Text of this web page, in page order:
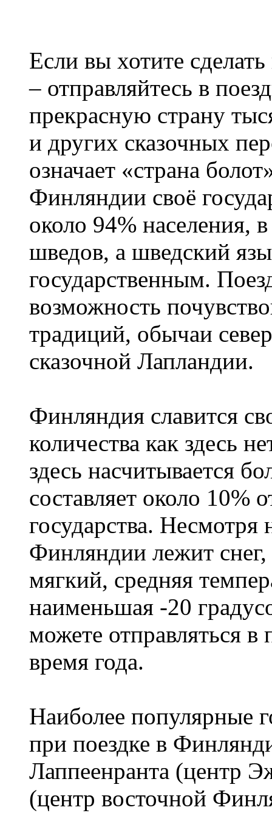
Если вы хотите
– отправляйтесь в
прекрасную страну
и других сказочных
означает «страна
Финляндии своё
около 94% населения,
шведов, а шведский
государственным.
возможность
традиций, обычаи
сказочной Лапландии.
Финляндия славится
количества как здесь
здесь насчитывается
составляет около 10%
государства. Несмотря
Финляндии лежит
мягкий, средняя
наименьшая -20
можете отправляться
время года.
Наиболее популярные
при поездке в
Лаппеенранта (центр
(центр восточной